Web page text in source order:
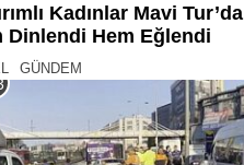
Kadınlar Mavi Tur’da
Dinlendi Hem Eğlendi
GÜNDEM